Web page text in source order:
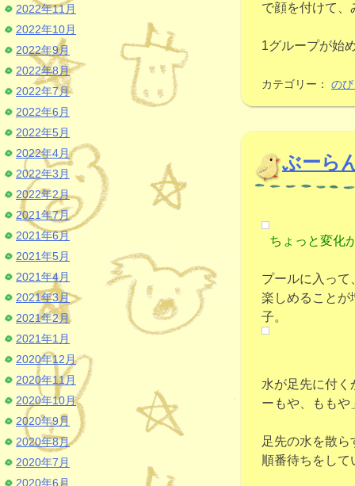
で顔を付けて、
1グループが始
カテゴリー： の
ぶーら
ちょっと変化
プールに入っ
楽しめることが
子。
水が足先に付く
ーもや、ももや
足先の水を散
順番待ちをして
2022年11月
2022年10月
2022年9月
2022年8月
2022年7月
2022年6月
2022年5月
2022年4月
2022年3月
2022年2月
2021年7月
2021年6月
2021年5月
2021年4月
2021年3月
2021年2月
2021年1月
2020年12月
2020年11月
2020年10月
2020年9月
2020年8月
2020年7月
2020年6月